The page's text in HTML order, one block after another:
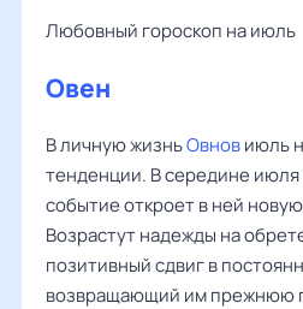
Любовный гороскоп на июль
Овен
В личную жизньОвновиюль
тенденции. В середине
событие откроет в ней
Возрастут надежды на
позитивный сдвиг в
возвращающий им прежнюю